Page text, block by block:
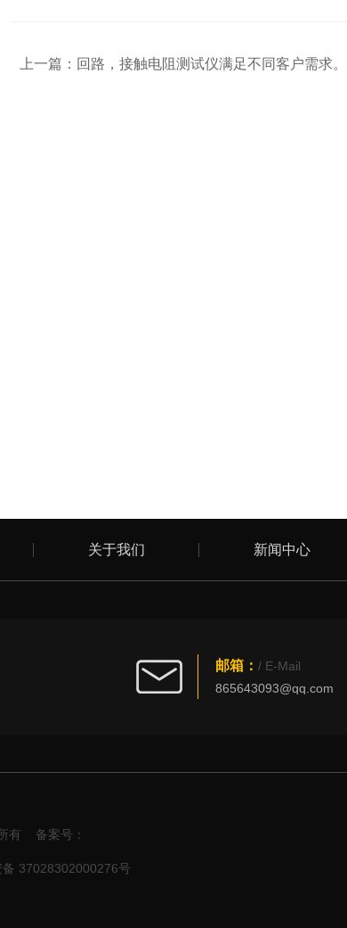
上一篇： 回路，接触电阻测试仪满足不同客户需求。
关于我们 新闻中心
邮箱： / E-Mail
865643093@qq.com
所有 备案号：
备 37028302000276号